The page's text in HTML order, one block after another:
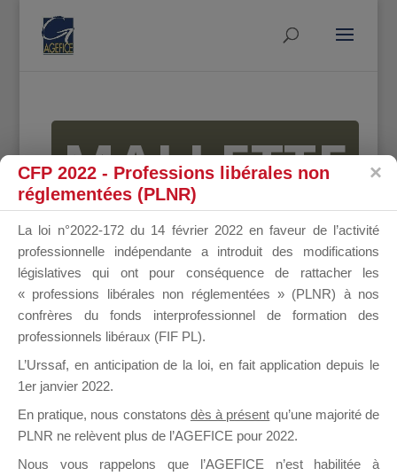
MALLETTE
DU
DIRIGEANT
il y a un mois
CFP 2022 - Professions libérales non
réglementées (PLNR)
La loi n°2022-172 du 14 février 2022 en faveur de l’activité
professionnelle indépendante a introduit des modifications
législatives qui ont pour conséquence de rattacher les
« professions libérales non réglementées » (PLNR) à nos
confrères du fonds interprofessionnel de formation des
professionnels libéraux (FIF PL).
L’Urssaf, en anticipation de la loi, en fait application depuis le
1er janvier 2022.
En pratique, nous constatons dès à présent qu’une majorité de
PLNR ne relèvent plus de l’AGEFICE pour 2022.
Nous vous rappelons que l’AGEFICE n’est habilitée à